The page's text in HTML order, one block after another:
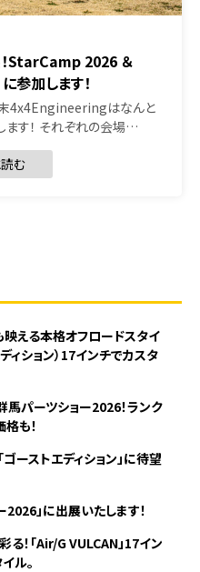
StarCamp 2026 ＆
参加します！
末4x4Engineeringはなんと
ます！ それぞれの会場…
む
映える本格オフロードスタイ
ィション）17インチでカスタ
馬パーツショー2026！ランク
も！
ーストエディション」に待望
」に出展いたします！
！「Air/G VULCAN」17イン
ル。